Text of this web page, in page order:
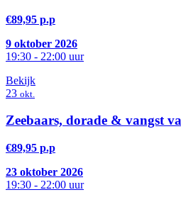
€89,95 p.p
9 oktober 2026
19:30 - 22:00 uur
Bekijk
23 okt.
Zeebaars, dorade & vangst
€89,95 p.p
23 oktober 2026
19:30 - 22:00 uur